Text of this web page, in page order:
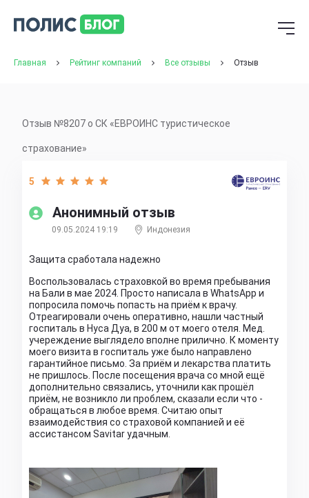
Главная Рейтинг компаний Все отзывы Отзыв
Отзыв №8207 о СК «ЕВРОИНС туристическое
страхование»
Анонимный отзыв
5
09.05.2024 19:19 Индонезия
Защита сработала надежно
Воспользовалась страховкой во время пребывания
на Бали в мае 2024. Просто написала в WhatsApp и
попросила помочь попасть на приём к врачу.
Отреагировали очень оперативно, нашли частный
госпиталь в Нуса Дуа, в 200 м от моего отеля. Мед.
учереждение выглядело вполне прилично. К моменту
моего визита в госпиталь уже было направлено
гарантийное письмо. За приём и лекарства платить
не пришлось. После посещения врача со мной ещё
дополнительно связались, уточнили как прошёл
приём, не возникло ли проблем, сказали если что -
обращаться в любое время. Считаю опыт
взаимодействия со страховой компанией и её
ассистансом Savitar удачным.